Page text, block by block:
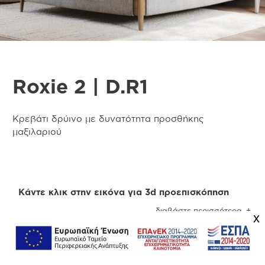
Roxie 2 | D.R1
Κρεβάτι δρύινο με δυνατότητα προσθήκης
μαξιλαριού
Κάντε κλικ στην εικόνα για 3d προεπισκόπηση
Προσοχή! Ενδέχεται να υπάρχει μικρή χρωματική
απόκλιση μεταξύ των φωτογραφιών και των
διαβάστε περισσότερα
x